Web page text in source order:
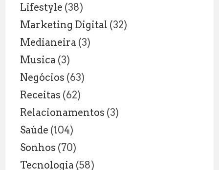
Lifestyle (38)
Marketing Digital (32)
Medianeira (3)
Musica (3)
Negócios (63)
Receitas (62)
Relacionamentos (3)
Saúde (104)
Sonhos (70)
Tecnologia (58)